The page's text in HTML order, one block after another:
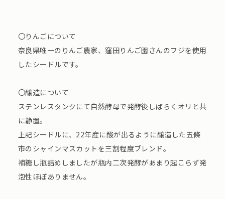
〇りんごについて
奈良県唯一のりんご農家、窪田りんご園さんのフジを使用
したシードルです。
〇醸造について
ステンレスタンクにて自然酵母で発酵後しばらくオリと共
に静置。
上記シードルに、22年産に酸が出るように醸造した五條
市のシャインマスカットを三割程度ブレンド。
補糖し瓶詰めしましたが瓶内二次発酵があまり起こらず発
泡性ほぼありません。